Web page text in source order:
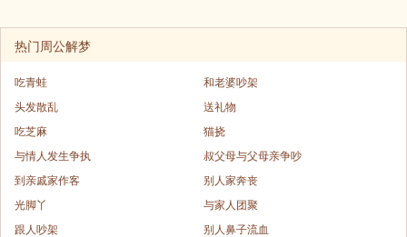
热门周公解梦
吃青蛙
和老婆吵架
头发散乱
送礼物
吃芝麻
猫挠
与情人发生争执
叔父母与父母亲争吵
到亲戚家作客
别人家奔丧
光脚丫
与家人团聚
跟人吵架
别人鼻子流血